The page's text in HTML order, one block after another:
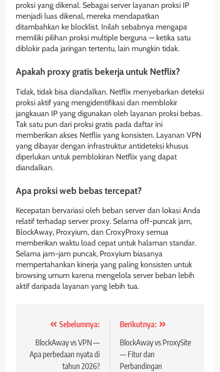
proksi yang dikenal. Sebagai server layanan proksi IP
menjadi luas dikenal, mereka mendapatkan
ditambahkan ke blocklist. Inilah sebabnya mengapa
memiliki pilihan proksi multiple berguna — ketika satu
diblokir pada jaringan tertentu, lain mungkin tidak.
Apakah proxy gratis bekerja untuk Netflix?
Tidak, tidak bisa diandalkan. Netflix menyebarkan deteksi
proksi aktif yang mengidentifikasi dan memblokir
jangkauan IP yang digunakan oleh layanan proksi bebas.
Tak satu pun dari proksi gratis pada daftar ini
memberikan akses Netflix yang konsisten. Layanan VPN
yang dibayar dengan infrastruktur antideteksi khusus
diperlukan untuk pemblokiran Netflix yang dapat
diandalkan.
Apa proksi web bebas tercepat?
Kecepatan bervariasi oleh beban server dan lokasi Anda
relatif terhadap server proxy. Selama off-puncak jam,
BlockAway, Proxyium, dan CroxyProxy semua
memberikan waktu load cepat untuk halaman standar.
Selama jam-jam puncak, Proxyium biasanya
mempertahankan kinerja yang paling konsisten untuk
browsing umum karena mengelola server beban lebih
aktif daripada layanan yang lebih tua.
Navigasi
posting
Sebelumnya:
BlockAway vs VPN —
Apa perbedaan nyata di
tahun 2026?
Berikutnya:
BlockAway vs ProxySite
— Fitur dan
Perbandingan